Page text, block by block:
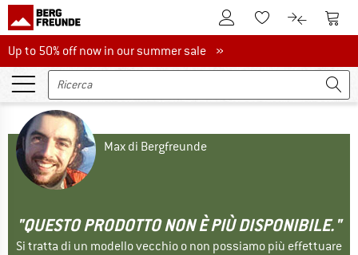
Al conto clienteAlla lista
Al Al
Up to 50% off now in our summer sale
Up to 50% off now in our summer sale »
Max di Bergfreunde
"QUESTO PRODOTTO NON È PIÙ DISPONIBILE."
Si tratta di un modello vecchio o non possiamo più effettuare